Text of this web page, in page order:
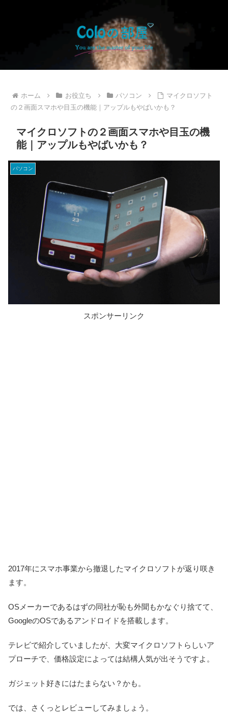
ホーム お役立ち パソコン
マイクロソフト
の２画面スマホや目玉の機能｜アップルもやばいかも？
マイクロソフトの２画面スマホや目玉の機
能｜アップルもやばいかも？
パソコン
スポンサーリンク
2017年にスマホ事業から撤退したマイクロソフトが返り咲き
ます。
OSメーカーであるはずの同社が恥も外聞もかなぐり捨てて、
GoogleのOSであるアンドロイドを搭載します。
テレビで紹介していましたが、大変マイクロソフトらしいア
プローチで、価格設定によっては結構人気が出そうですよ。
ガジェット好きにはたまらない？かも。
では、さくっとレビューしてみましょう。